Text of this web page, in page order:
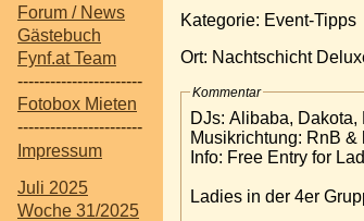
Forum / News
Gästebuch
Fynf.at Team
-----------------------
Fotobox Mieten
-----------------------
Impressum
Juli 2025
Woche 31/2025
Kategorie: Event-Tipps
Ort: Nachtschicht
Kommentar
DJs: Alibaba, Dakota,
Musikrichtung: RnB &
Info: Free Entry for
Ladies in der 4er